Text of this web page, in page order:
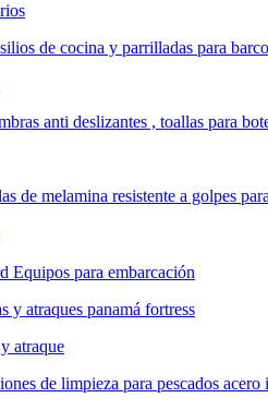
Equipos para embarcación
atraque